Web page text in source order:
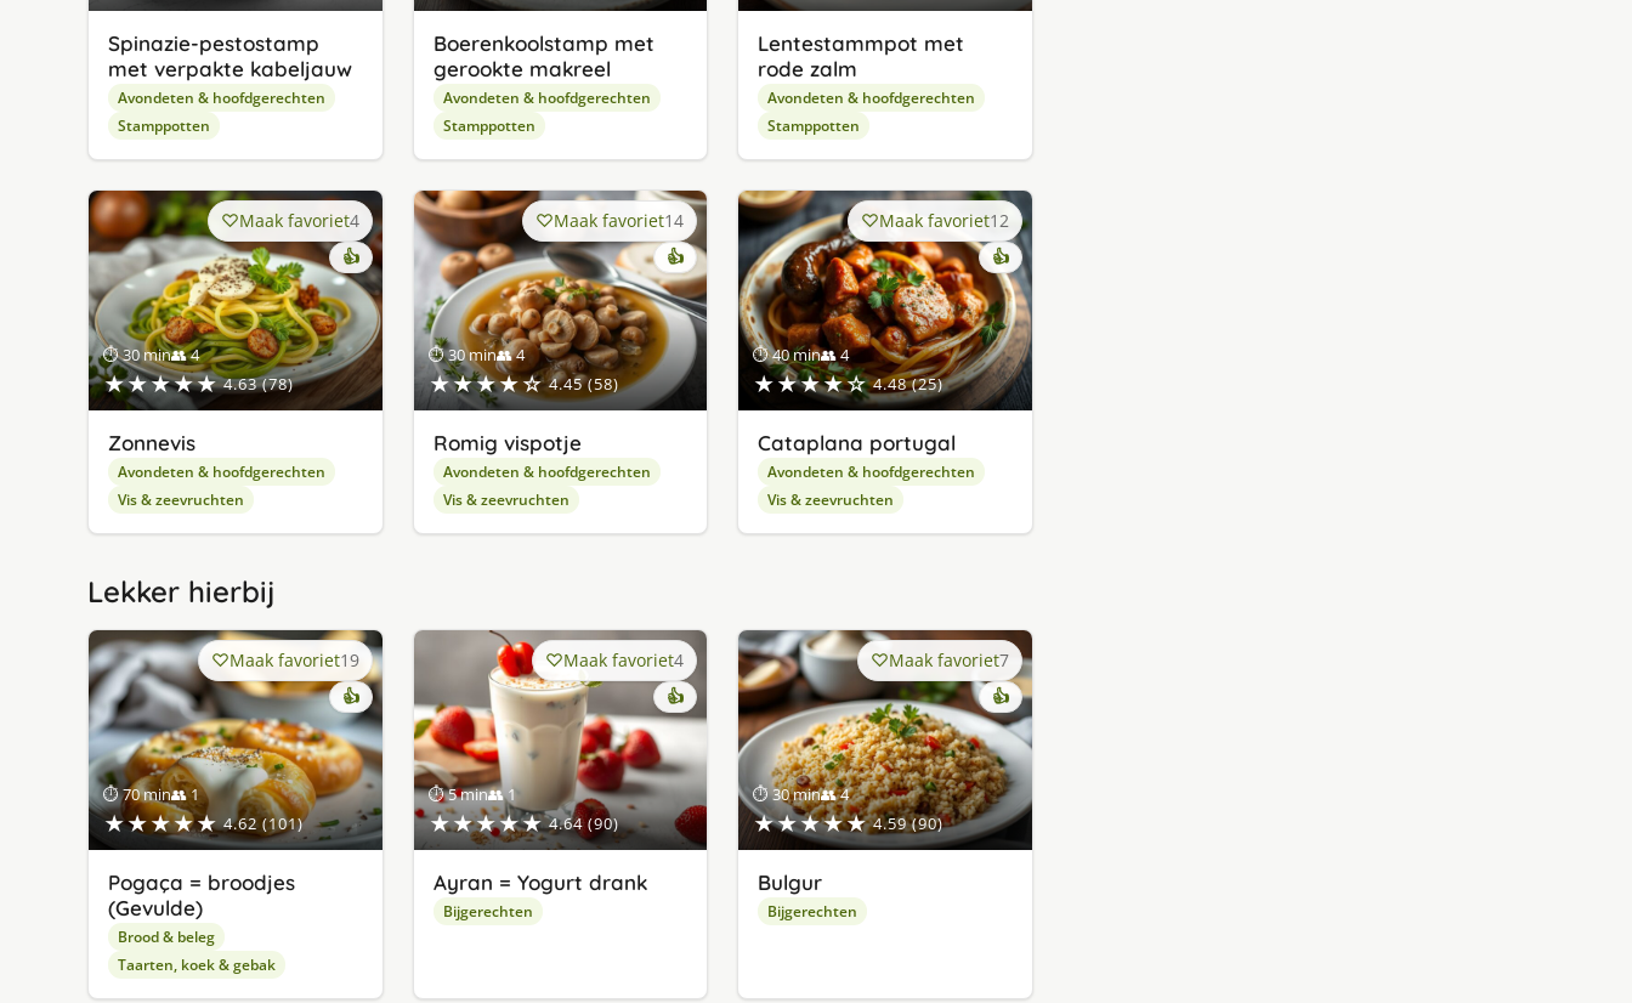
Spinazie-pestostamp
met verpakte kabeljauw
Avondeten & hoofdgerechten
Stamppotten
Boerenkoolstamp met
gerookte makreel
Avondeten & hoofdgerechten
Stamppotten
Lentestammpot met
rode zalm
Avondeten & hoofdgerechten
Stamppotten
⏱ 30 min👥 4
★★★★★ 4.63 (78)
Maak favoriet4
👍
Zonnevis
Avondeten & hoofdgerechten
Vis & zeevruchten
⏱ 30 min👥 4
★★★★☆ 4.45 (58)
Maak favoriet14
👍
Romig vispotje
Avondeten & hoofdgerechten
Vis & zeevruchten
⏱ 40 min👥 4
★★★★☆ 4.48 (25)
Maak favoriet12
👍
Cataplana portugal
Avondeten & hoofdgerechten
Vis & zeevruchten
Lekker hierbij
⏱ 70 min👥 1
★★★★★ 4.62 (101)
Maak favoriet19
👍
Pogaça = broodjes
(Gevulde)
Brood & beleg
Taarten, koek & gebak
⏱ 5 min👥 1
★★★★★ 4.64 (90)
Maak favoriet4
👍
Ayran = Yogurt drank
Bijgerechten
⏱ 30 min👥 4
★★★★★ 4.59 (90)
Maak favoriet7
👍
Bulgur
Bijgerechten